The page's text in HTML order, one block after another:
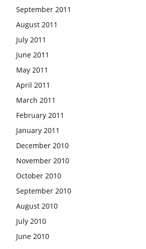
September 2011
August 2011
July 2011
June 2011
May 2011
April 2011
March 2011
February 2011
January 2011
December 2010
November 2010
October 2010
September 2010
August 2010
July 2010
June 2010